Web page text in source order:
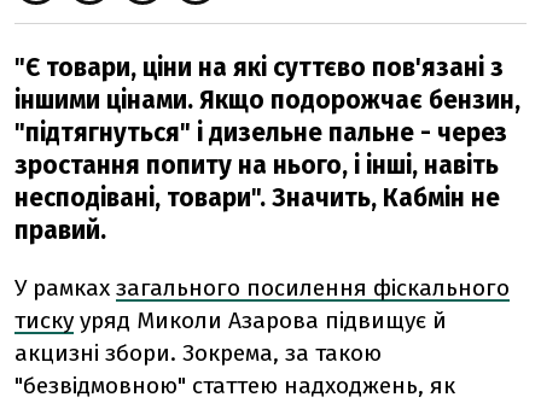
"Є товари, ціни на які суттєво пов'язані з
іншими цінами. Якщо подорожчає бензин,
"підтягнуться" і дизельне пальне - через
зростання попиту на нього, і інші, навіть
несподівані, товари". Значить, Кабмін не
правий.
У рамках загального посилення фіскального
тиску уряд Миколи Азарова підвищує й
акцизні збори. Зокрема, за такою
"безвідмовною" статтею надходжень, як